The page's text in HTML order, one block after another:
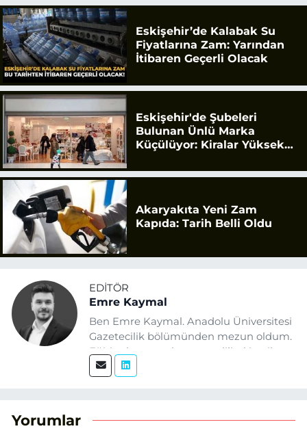
Eskişehir’de Kalabak Su
Fiyatlarına Zam: Yarından
İtibaren Geçerli Olacak
Eskişehir'de Şubeleri
Bulunan Ünlü Marka
Küçülüyor: Kiralar Yüksek
Akaryakıta Yeni Zam
Kapıda: Tarih Belli Oldu
EDITÖR
Emre Kaymal
Ben Emre Kaymal. Anadolu Üniversitesi
Gazetecilik bölümünden mezun oldum.
Eğitim hayatım boyunca dijital içerik
üretimi ve arama motoru
Yorumlar